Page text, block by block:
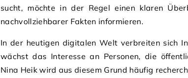
sucht, möchte in der Regel einen klaren
nachvollziehbarer Fakten informieren.
In der heutigen digitalen Welt verbreiten sich
wächst das Interesse an Personen, die
Nina Heik wird aus diesem Grund häufig